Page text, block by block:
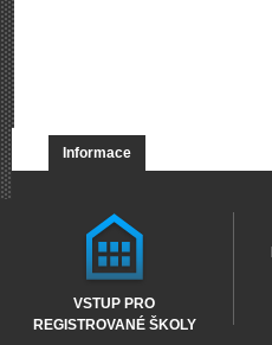
Informace
VSTUP PRO
REGISTROVANÉ ŠKOLY